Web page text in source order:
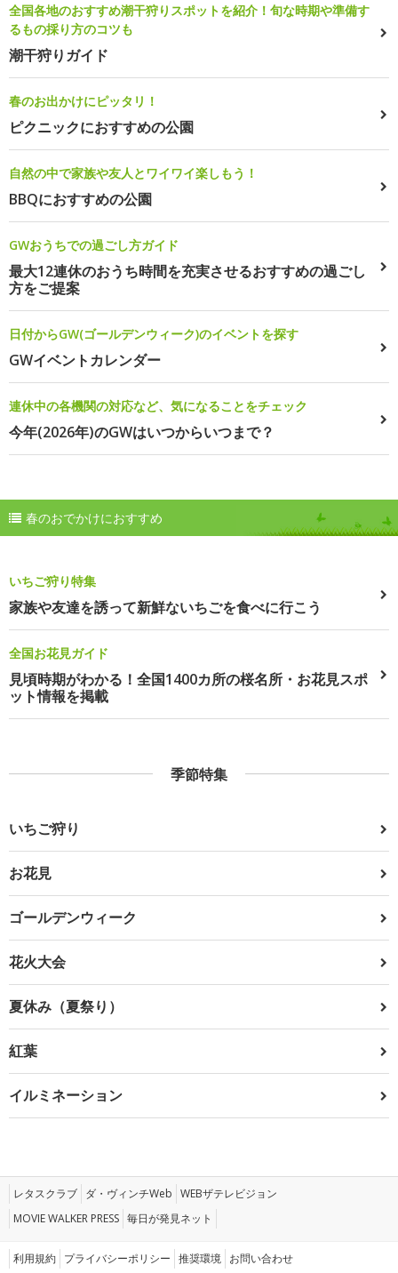
全国各地のおすすめ潮干狩りスポットを紹介！旬な時期や準備す
るもの採り方のコツも
潮干狩りガイド
春のお出かけにピッタリ！
ピクニックにおすすめの公園
自然の中で家族や友人とワイワイ楽しもう！
BBQにおすすめの公園
GWおうちでの過ごし方ガイド
最大12連休のおうち時間を充実させるおすすめの過ごし
方をご提案
日付からGW(ゴールデンウィーク)のイベントを探す
GWイベントカレンダー
連休中の各機関の対応など、気になることをチェック
今年(2026年)のGWはいつからいつまで？
春のおでかけにおすすめ
いちご狩り特集
家族や友達を誘って新鮮ないちごを食べに行こう
全国お花見ガイド
見頃時期がわかる！全国1400カ所の桜名所・お花見スポ
ット情報を掲載
季節特集
いちご狩り
お花見
ゴールデンウィーク
花火大会
夏休み（夏祭り）
紅葉
イルミネーション
レタスクラブ ダ・ヴィンチWeb WEBザテレビジョン
MOVIE WALKER PRESS 毎日が発見ネット
利用規約 プライバシーポリシー 推奨環境 お問い合わせ